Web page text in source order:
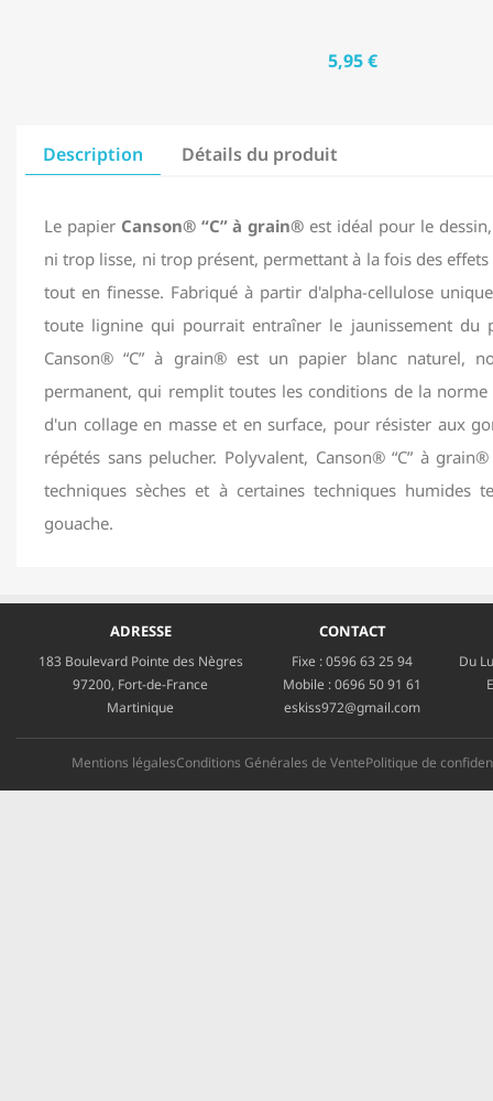
5,95 €
Description Détails du produit
Le papier Canson® “C” à grain® est idéal pour le
ni trop lisse, ni trop présent, permettant à la fois des
tout en finesse. Fabriqué à partir d'alpha-cellulose
toute lignine qui pourrait entraîner le jaunissement du
Canson® “C” à grain® est un papier blanc naturel,
permanent, qui remplit toutes les conditions de la
d'un collage en masse et en surface, pour résister aux
répétés sans pelucher. Polyvalent, Canson® “C” à
techniques sèches et à certaines techniques humides
gouache.
ADRESSE
183 Boulevard Pointe des Nègres
97200, Fort-de-France
Martinique
CONTACT
Fixe :0596 63 25 94
Mobile :0696 50 91 61
eskiss972@gmail.com
Du
Mentions légalesConditions Générales de VentePolitique de